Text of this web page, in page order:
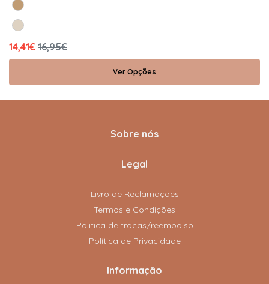
14,41€ 16,95€
Ver Opções
Sobre nós
Legal
Livro de Reclamações
Termos e Condições
Politica de trocas/reembolso
Política de Privacidade
Informação